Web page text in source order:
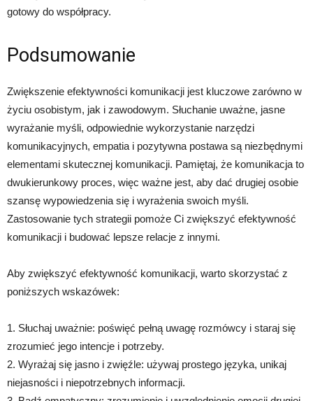
gotowy do współpracy.
Podsumowanie
Zwiększenie efektywności komunikacji jest kluczowe zarówno w
życiu osobistym, jak i zawodowym. Słuchanie uważne, jasne
wyrażanie myśli, odpowiednie wykorzystanie narzędzi
komunikacyjnych, empatia i pozytywna postawa są niezbędnymi
elementami skutecznej komunikacji. Pamiętaj, że komunikacja to
dwukierunkowy proces, więc ważne jest, aby dać drugiej osobie
szansę wypowiedzenia się i wyrażenia swoich myśli.
Zastosowanie tych strategii pomoże Ci zwiększyć efektywność
komunikacji i budować lepsze relacje z innymi.
Aby zwiększyć efektywność komunikacji, warto skorzystać z
poniższych wskazówek:
1. Słuchaj uważnie: poświęć pełną uwagę rozmówcy i staraj się
zrozumieć jego intencje i potrzeby.
2. Wyrażaj się jasno i zwięźle: używaj prostego języka, unikaj
niejasności i niepotrzebnych informacji.